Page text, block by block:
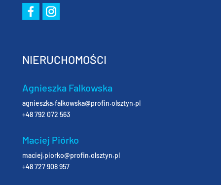
NIERUCHOMOŚCI
Agnieszka Falkowska
agnieszka.falkowska@profin.olsztyn.pl
+48 792 072 563
Maciej Piórko
maciej.piorko@profin.olsztyn.pl
+48 727 908 957